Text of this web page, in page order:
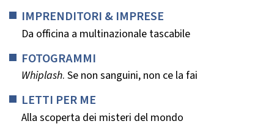
IMPRENDITORI & IMPRESE
Da officina a multinazionale tascabile
FOTOGRAMMI
Whiplash. Se non sanguini, non ce la fai
LETTI PER ME
Alla scoperta dei misteri del mondo